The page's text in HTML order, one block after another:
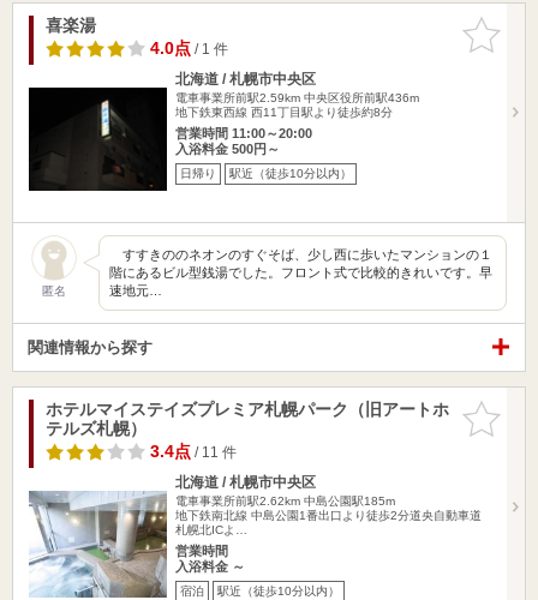
お気に入
りに追加
喜楽湯
4.0点/ 1 件
北海道 / 札幌市中央区
電車事業所前駅2.59km 中央区役所前駅436m
地下鉄東西線 西11丁目駅より徒歩約8分
営業時間 11:00～20:00
入浴料金 500円～
日帰り 駅近（徒歩10分以内）
匿名
すすきののネオンのすぐそば、少し西に歩いたマンションの１
階にあるビル型銭湯でした。フロント式で比較的きれいです。早
速地元…
関連情報から探す
お気に入
りに追加
ホテルマイステイズプレミア札幌パーク（旧アートホ
テルズ札幌）
3.4点/ 11 件
北海道 / 札幌市中央区
電車事業所前駅2.62km 中島公園駅185m
地下鉄南北線 中島公園1番出口より徒歩2分道央自動車道
札幌北ICよ…
営業時間
入浴料金 ～
宿泊 駅近（徒歩10分以内）